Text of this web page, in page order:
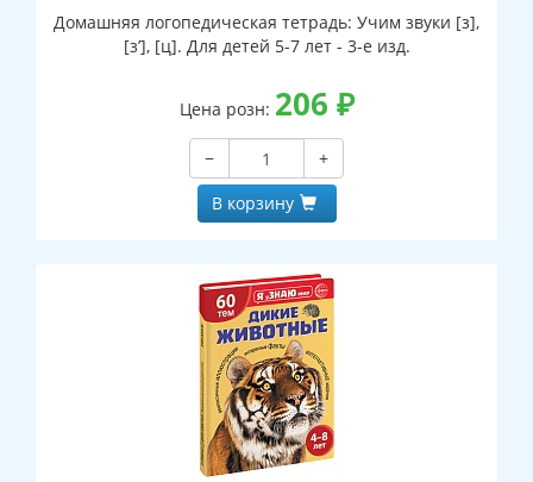
Домашняя логопедическая тетрадь: Учим звуки [з],
[з’], [ц]. Для детей 5-7 лет - 3-е изд.
Цена розн: 206 ₽
−
+
В корзину